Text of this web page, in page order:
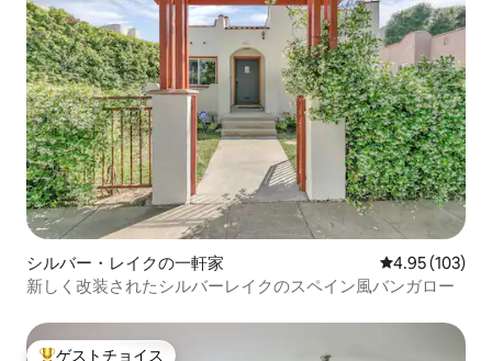
シルバー・レイクの一軒家 レビュー103
4.95 (103)
新しく改装されたシルバーレイクのスペイン風バンガロー
ゲストチョイス